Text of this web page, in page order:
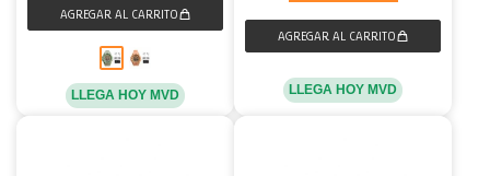
LLEGA HOY MVD LLEGA HOY MVD